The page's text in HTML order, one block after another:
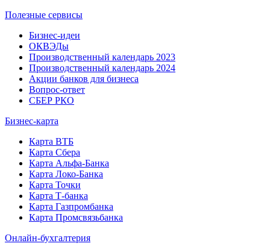
Полезные сервисы
Бизнес-идеи
ОКВЭДы
Производственный календарь 2023
Производственный календарь 2024
Акции банков для бизнеса
Вопрос-ответ
СБЕР РКО
Бизнес-карта
Карта ВТБ
Карта Сбера
Карта Альфа-Банка
Карта Локо-Банка
Карта Точки
Карта Т-банка
Карта Газпромбанка
Карта Промсвязьбанка
Онлайн-бухгалтерия